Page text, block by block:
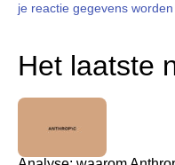
je reactie gegevens
Het laatste